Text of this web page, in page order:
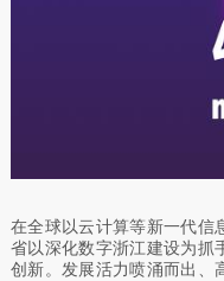
在全球以云计算等新一代信
省以深化数字浙江建设为抓
创新。发展活力喷涌而出、